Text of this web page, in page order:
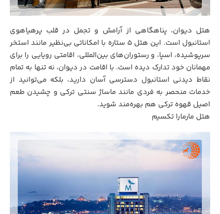
هتل دیوان، پناهگاهی از آرامش و تجمل در قلب پرهیاهوی
استانبول است. این هتل 5 ستاره با امکاناتی بی‌نظیر مانند استخر
سرپوشیده، اسپا، و رستوران‌های بین‌المللی، اقامتی رویایی را برای
مهمانان خود تدارک دیده است. با اقامت در دیوان، نه تنها به تمام
نقاط دیدنی استانبول دسترسی آسان دارید، بلکه می‌توانید از
خدمات منحصر به فردی مانند ماساژ سنتی ترکی و چشیدن طعم
اصیل قهوه ترکی هم بهره‌مند شوید.
هتل مارمارا تکسیم